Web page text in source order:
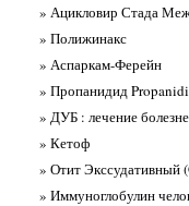
» Ацикловир Стада
» Полижинакс
» Аспаркам-Ферейн
» Пропанидид
» ДУБ : лечение
» Кетоф
» Отит Экссудативный
» Иммуноглобулин